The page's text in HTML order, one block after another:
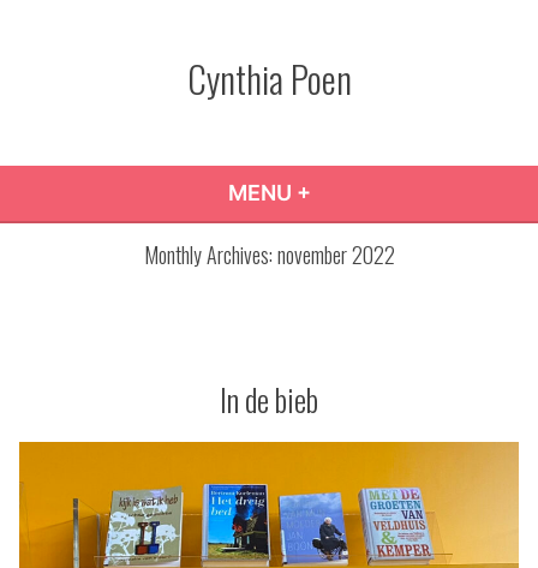
Cynthia Poen
MENU +
Monthly Archives:november 2022
In de bieb